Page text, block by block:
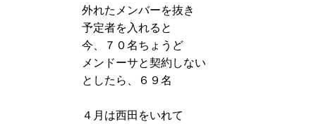
外れたメンバーを抜き
予定者を入れると
今、７０名ちょうど
メンドーサと契約しない
としたら、６９名
４月は西田をいれて